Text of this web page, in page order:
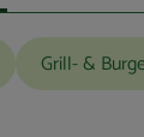
Grill- &